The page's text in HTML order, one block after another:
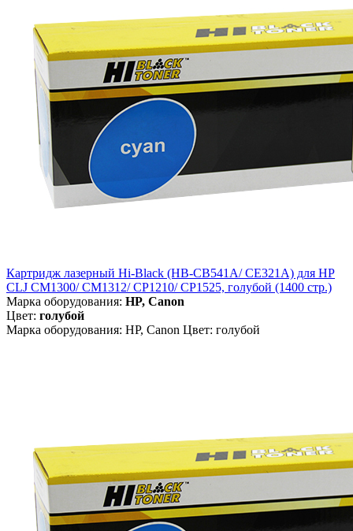
Картридж лазерный Hi-Black (HB-CB541A/ CE321A) для HP
CLJ CM1300/ CM1312/ CP1210/ CP1525, голубой (1400 стр.)
Марка оборудования: HP, Canon
Цвет: голубой
Марка оборудования: HP, Canon Цвет: голубой